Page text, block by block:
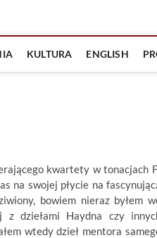
KULTURA ENGLISH
kwartety w tonacjach
na swojej płycie na
bowiem nieraz byłem
z dziełami Haydna czy
wtedy dzieł mentora